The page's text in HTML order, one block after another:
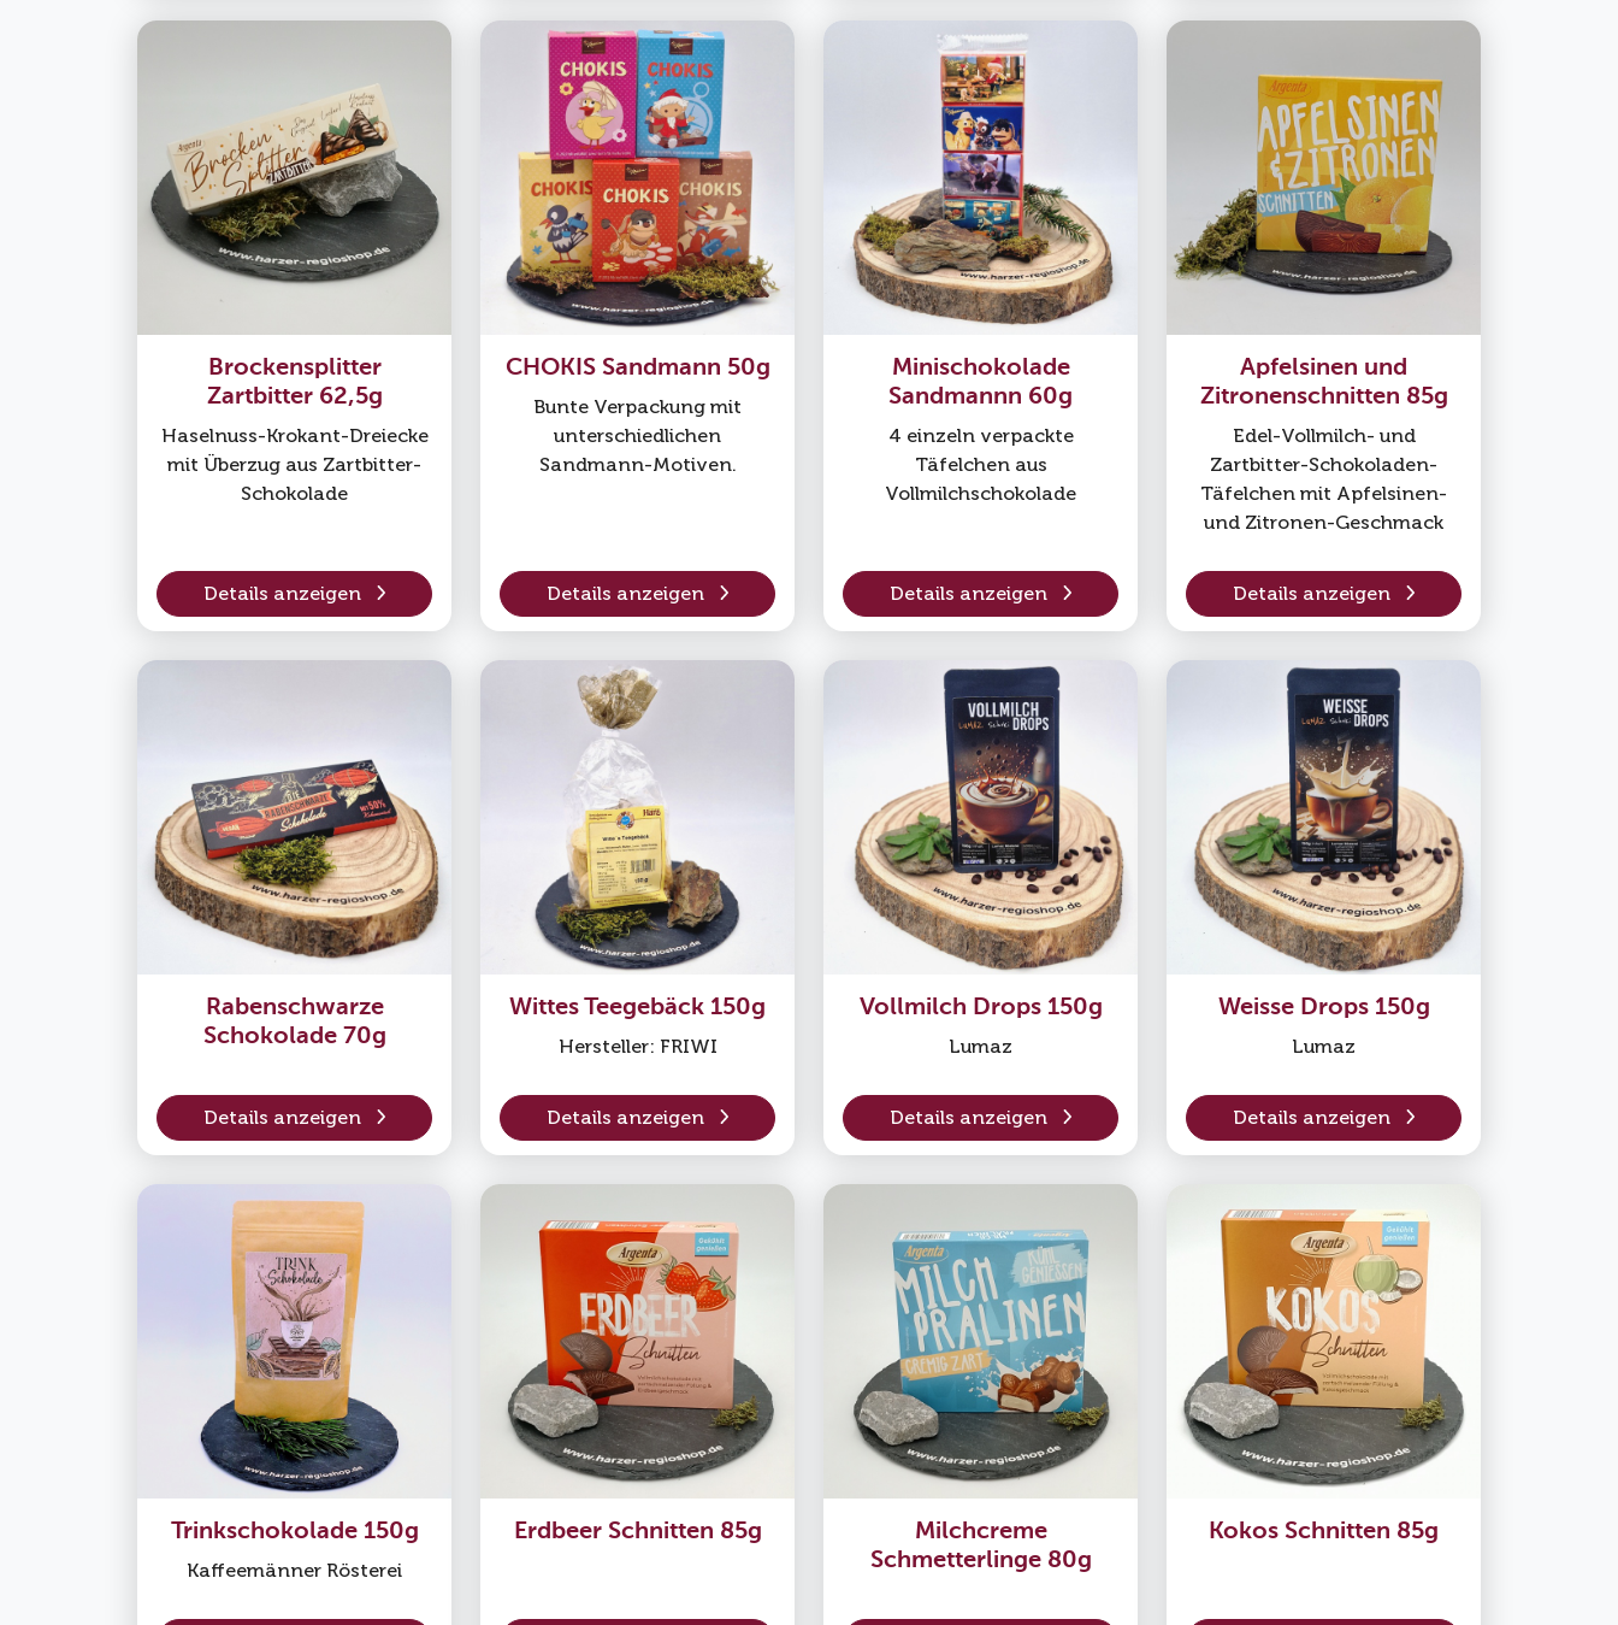
Brockensplitter
Zartbitter 62,5g
Haselnuss-Krokant-Dreiecke
mit Überzug aus Zartbitter-
Schokolade
Details anzeigen
CHOKIS Sandmann 50g
Bunte Verpackung mit
unterschiedlichen
Sandmann-Motiven.
Details anzeigen
Minischokolade
Sandmannn 60g
4 einzeln verpackte
Täfelchen aus
Vollmilchschokolade
Details anzeigen
Apfelsinen und
Zitronenschnitten 85g
Edel-Vollmilch- und
Zartbitter-Schokoladen-
Täfelchen mit Apfelsinen-
und Zitronen-Geschmack
Details anzeigen
Rabenschwarze
Schokolade 70g
Details anzeigen
Wittes Teegebäck 150g
Hersteller: FRIWI
Details anzeigen
Vollmilch Drops 150g
Lumaz
Details anzeigen
Weisse Drops 150g
Lumaz
Details anzeigen
Trinkschokolade 150g
Kaffeemänner Rösterei
Erdbeer Schnitten 85g
Milchcreme
Schmetterlinge 80g
Kokos Schnitten 85g